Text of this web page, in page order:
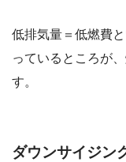
低排気量＝低燃費
っているところが
す。
ダウンサイジン